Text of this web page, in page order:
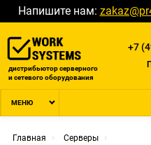
Напишите нам:
дистрибьютор серверного
и сетевого оборудования
+7
МЕНЮ
Главная
Серверы